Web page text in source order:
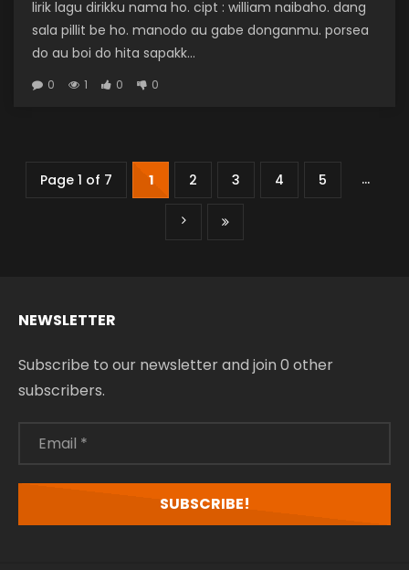
lirik lagu dirikku nama ho. cipt : william naibaho. dang
sala pillit be ho. manodo au gabe donganmu. porsea
do au boi do hita sapakk...
0 1 0 0
Page 1 of 7 1 2 3 4 5 ...
NEWSLETTER
Subscribe to our newsletter and join 0 other
subscribers.
Email